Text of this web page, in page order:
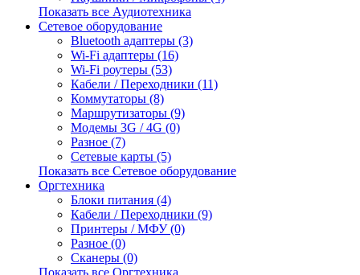
Показать все Аудиотехника
Сетевое оборудование
Bluetooth адаптеры (3)
Wi-Fi адаптеры (16)
Wi-Fi роутеры (53)
Кабели / Переходники (11)
Коммутаторы (8)
Маршрутизаторы (9)
Модемы 3G / 4G (0)
Разное (7)
Сетевые карты (5)
Показать все Сетевое оборудование
Оргтехника
Блоки питания (4)
Кабели / Переходники (9)
Принтеры / МФУ (0)
Разное (0)
Сканеры (0)
Показать все Оргтехника